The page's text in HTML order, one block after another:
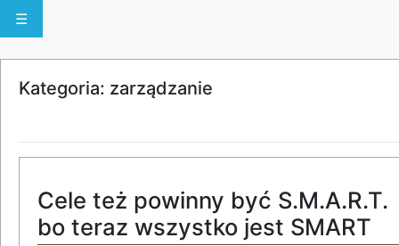
☰
Kategoria: zarządzanie
Cele też powinny być S.M.A.R.T.
bo teraz wszystko jest SMART